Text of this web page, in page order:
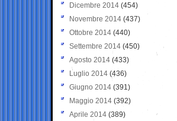
Dicembre 2014 (454)
Novembre 2014 (437)
Ottobre 2014 (440)
Settembre 2014 (450)
Agosto 2014 (433)
Luglio 2014 (436)
Giugno 2014 (391)
Maggio 2014 (392)
Aprile 2014 (389)